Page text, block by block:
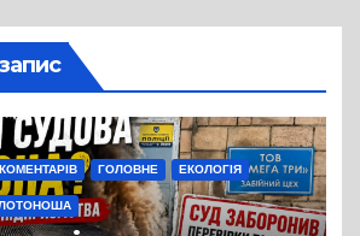
ГОЛОВНЕ ЕКОЛОГІЯ